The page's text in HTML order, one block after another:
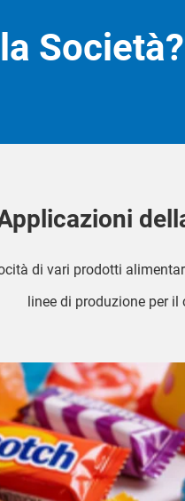
Società?
di vari prodotti
linee di produzione per